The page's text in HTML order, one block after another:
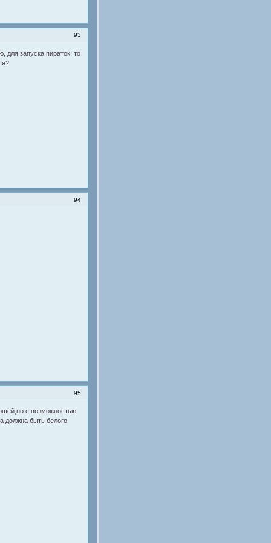
93
для запуска пираток, то
94
95
с возможностью
должна быть белого